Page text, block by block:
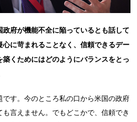
府が機能不全に陥っているとも話して
心に苛まれることなく、信頼できるデー
くためにはどのようにバランスをとっ
す。今のところ私の口から米国の政府
言えません。でもどこかで、信頼でき